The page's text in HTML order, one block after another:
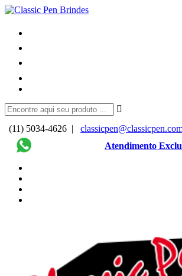
(11) 5034-4626 |
Atendimento